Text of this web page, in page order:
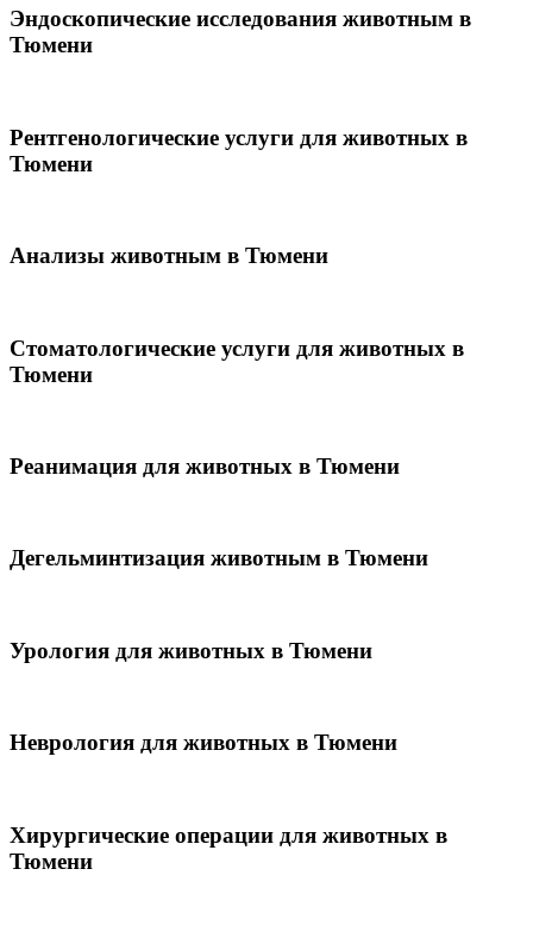
Эндоскопические исследования животным в
Тюмени
Рентгенологические услуги для животных в
Тюмени
Анализы животным в Тюмени
Стоматологические услуги для животных в
Тюмени
Реанимация для животных в Тюмени
Дегельминтизация животным в Тюмени
Урология для животных в Тюмени
Неврология для животных в Тюмени
Хирургические операции для животных в
Тюмени